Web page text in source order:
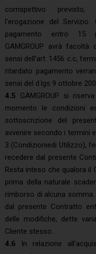
corrispettivo previsto,
l’erogazione del
pagamento entro 15
GAMGROUP avrà
sensi dell’art. 1456 c.c,
ritardato pagamento
sensi del d.lgs 9 ottobre
4.5 GAMGROUP si
momento le condizioni
sottoscrizione del
avvenire secondo i termini
3 (Condizioniedi Utilizzo),
recedere dal presente
Resta inteso che qualora il
prima della naturale
rimborso di alcuna
dal presente Contratto
delle modifiche, dette
Cliente stesso.
4.6 In relazione